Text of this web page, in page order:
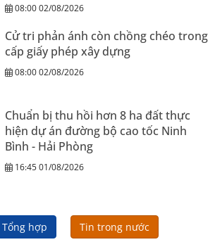
08:00 02/08/2026
Cử tri phản ánh còn chồng chéo trong
cấp giấy phép xây dựng
08:00 02/08/2026
Chuẩn bị thu hồi hơn 8 ha đất thực
hiện dự án đường bộ cao tốc Ninh
Bình - Hải Phòng
16:45 01/08/2026
Tổng hợp Tin trong nước